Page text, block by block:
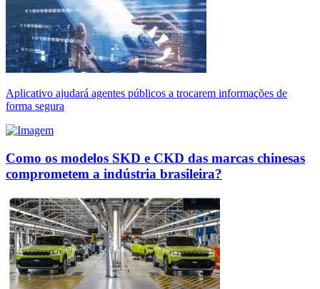
Aplicativo ajudará agentes públicos a trocarem informações de
forma segura
Como os modelos SKD e CKD das marcas chinesas
comprometem a indústria brasileira?